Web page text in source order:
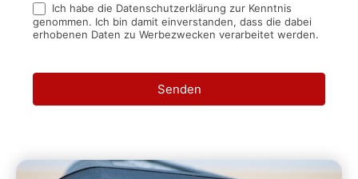
Ich habe die Datenschutzerklärung zur Kenntnis
genommen. Ich bin damit einverstanden, dass die dabei
erhobenen Daten zu Werbezwecken verarbeitet werden.
Senden